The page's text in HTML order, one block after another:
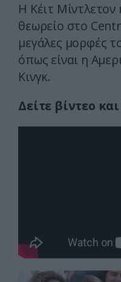
Η Κέιτ Μίντλετον
θεωρείο στο
μεγάλες μορφές
όπως είναι η
Κινγκ.
Δείτε βίντεο